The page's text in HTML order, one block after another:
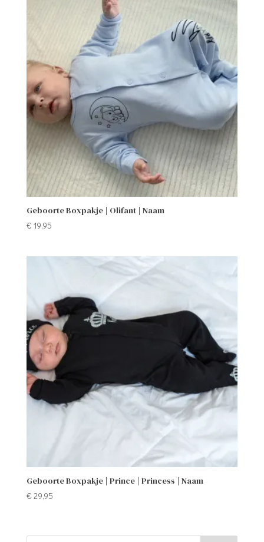
Geboorte Boxpakje | Olifant | Naam
€ 19,95
Geboorte Boxpakje | Prince | Princess | Naam
€ 29,95